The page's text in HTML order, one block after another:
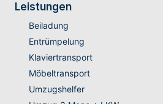
Leistungen
Beiladung
Entrümpelung
Klaviertransport
Möbeltransport
Umzugshelfer